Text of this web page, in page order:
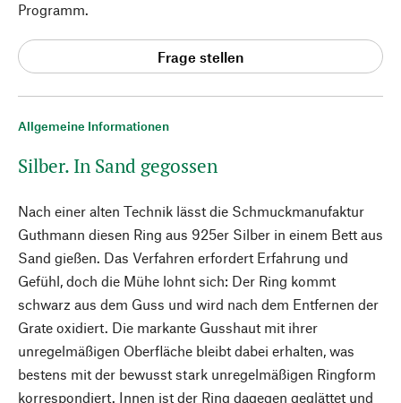
Allgemeine Informationen
Silber. In Sand gegossen
Nach einer alten Technik lässt die Schmuckmanufaktur
Guthmann diesen Ring aus 925er Silber in einem Bett aus
Sand gießen. Das Verfahren erfordert Erfahrung und
Gefühl, doch die Mühe lohnt sich: Der Ring kommt
schwarz aus dem Guss und wird nach dem Entfernen der
Grate oxidiert. Die markante Gusshaut mit ihrer
unregelmäßigen Oberfläche bleibt dabei erhalten, was
bestens mit der bewusst stark unregelmäßigen Ringform
korrespondiert. Innen ist der Ring dagegen geglättet und
Programm.
Frage stellen